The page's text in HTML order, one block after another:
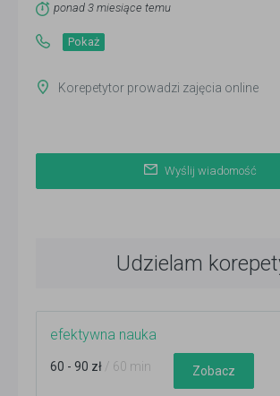
ponad 3 miesiące temu
Pokaż
Korepetytor prowadzi zajęcia online
Wyślij wiadomość
Udzielam
efektywna nauka
60 - 90 zł / 60 min Zobacz